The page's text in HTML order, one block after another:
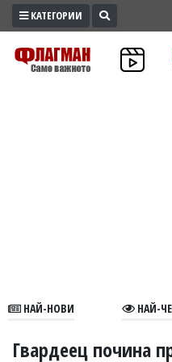
ПРОМО
ЗОНА
В
КАТЕГОРИИ
НАЙ-НОВИ НАЙ-
Гвардеец почина